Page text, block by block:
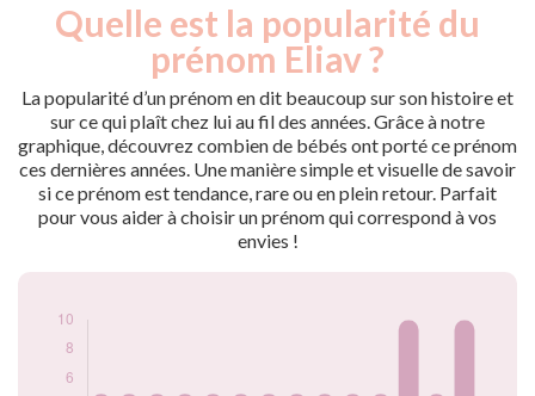
Quelle est la popularité du
prénom Eliav ?
La popularité d’un prénom en dit beaucoup sur son histoire et
sur ce qui plaît chez lui au fil des années. Grâce à notre
graphique, découvrez combien de bébés ont porté ce prénom
ces dernières années. Une manière simple et visuelle de savoir
si ce prénom est tendance, rare ou en plein retour. Parfait
pour vous aider à choisir un prénom qui correspond à vos
envies !
Année
Nouveaux-
nés
2010
5
2011
5
2012
5
2013
5
2015
5
2017
5
2021